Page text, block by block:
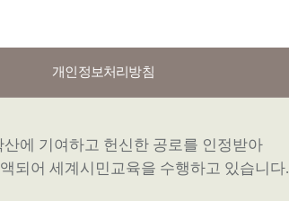
개인정보처리방침
에 기여하고 헌신한 공로를 인정받아
되어 세계시민교육을 수행하고 있습니다.